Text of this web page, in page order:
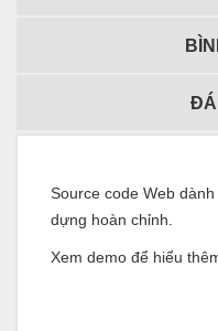
Source code Web
dựng hoàn chỉnh.
Xem demo để hiểu